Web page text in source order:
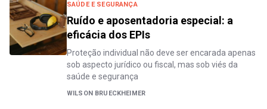
SAÚDE E SEGURANÇA
Ruído e aposentadoria especial: a
eficácia dos EPIs
Proteção individual não deve ser encarada apenas
sob aspecto jurídico ou fiscal, mas sob viés da
saúde e segurança
WILSON BRUECKHEIMER